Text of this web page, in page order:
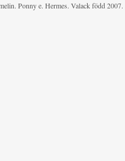
Ponny e. Hermes. Valack född 2007.